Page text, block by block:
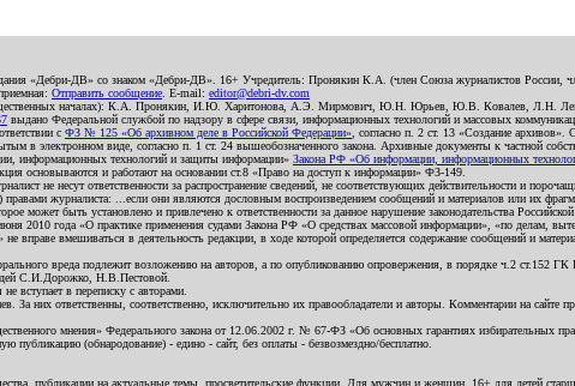
«Дебри-ДВ» со знаком «Дебри-ДВ». 16+ Учредитель: Пронякин К.А. (член Союза журналистов
Отправить сообщение . E-mail: editor@debri-dv.com
общественных началах): К.А. Пронякин, И.Ю. Харитонова, А.Э. Мирмович, Ю.Н. Юрьев, Ю.В. Ковалев,
выдано Федеральной службой по надзору в сфере связи, информационных технологий и массовых
с ФЗ № 125 «Об архивном деле в Российской Федерации» , согласно п. 2 ст. 13 «Создание
в электронном виде, согласно п. 1 ст. 24 вышеобозначенного закона. Архивные документы к частной
информационных технологий и защиты информации» Закона РФ «Об информации, информационных
основываются и работают на основании ст.8 «Право на доступ к информации» ФЗ-149.
не несут ответственности за распространение сведений, не соответствующих действительности и
журналиста: ...если они являются дословным воспроизведением сообщений и материалов или их
может быть установлено и привлечено к ответственности за данное нарушение законодательства
года «О практике применения судами Закона РФ «О средствах массовой информации», «по делам,
вправе вмешиваться в деятельность редакции, в ходе которой определяется содержание сообщений и
вреда подлежит возложению на авторов, а по опубликованию опровержения, в порядке ч.2 ст.152 ГК
С.И.Дорожко, Н.В.Пестовой.
вступает в переписку с авторами.
За них ответственны, соответственно, исключительно их правообладатели и авторы. Комментарии на
мнения» Федерального закона от 12.06.2002 г. № 67-ФЗ «Об основных гарантиях избирательных
публикацию (обнародование) - едино - сайт, без оплаты - безвозмездно/бесплатно.
публикации на актуальные темы, просветительские функции. Для мужчин и женщин. 16+ для детей